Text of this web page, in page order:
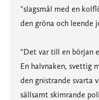
"slagsmål med en
den gröna och leende
"Det var till en början
En halvnaken, svettig
den gnistrande svarta
sällsamt skimrande